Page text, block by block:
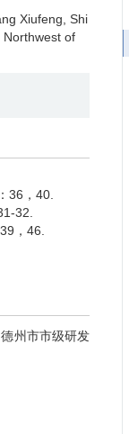
Xiufeng, Shi
of
36，40.
32.
，46.
州市市级研发